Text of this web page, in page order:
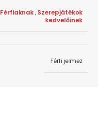
Férfiaknak, Szerepjátékok
kedvelőinek
Férfi jelmez